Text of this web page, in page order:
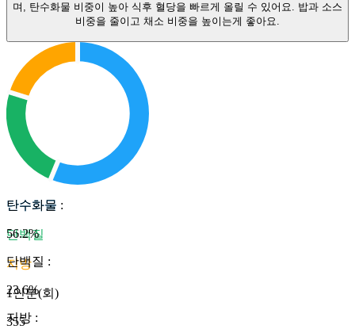
며, 탄수화물 비중이 높아 식후 혈당을 빠르게 올릴 수 있어요. 밥과 소스
비중을 줄이고 채소 비중을 높이는게 좋아요.
탄수화물
단백질
지방
1인분(회)
355
탄수화물 :
56.2%
단백질 :
23.6%
지방 :